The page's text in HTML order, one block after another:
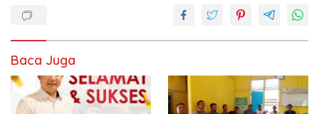
o
o
k
A
p
p
Baca Juga